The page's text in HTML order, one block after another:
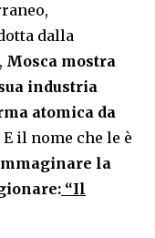
dalla
, Mosca mostra
industria
atomica da
E il nome che le è
la
“Il